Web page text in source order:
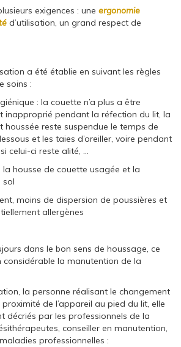
exigences : une ergonomie
d’utilisation, un grand respect de
a été établie en suivant les règles
soins :
: la couette n’a plus a être
inapproprié pendant la réfection du lit, la
houssée reste suspendue le temps de
et les taies d’oreiller, voire pendant
celui-ci reste alité, …
housse de couette usagée et la
sol
moins de dispersion de poussières et
allergènes
dans le bon sens de houssage, ce
la manutention de la
la personne réalisant le changement
de l’appareil au pied du lit, elle
décriés par les professionnels de la
conseiller en manutention,
professionnelles :